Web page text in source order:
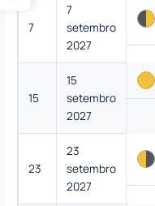
7
7
setembro
2027
15
15
setembro
2027
23
23
setembro
2027